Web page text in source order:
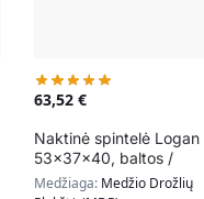
63,52€
Naktinė spintelė Logan
53x37x40, baltos /
pilkos spalvos
Medžiaga: Medžio Drožlių